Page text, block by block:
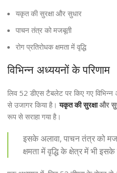
यकृत की सुरक्षा और सुधार
पाचन तंत्र को मजबूती
रोग प्रतिरोधक क्षमता में वृद्धि
विभिन्न अध्ययनों के परिणाम
लिव 52 डीएस टैबलेट पर किए गए
से उजागर किया है।यकृत की सुरक्षाऔर
रूप से सराहा गया है।
इसके अलावा, पाचन तंत्र को
क्षमता में वृद्धि के क्षेत्र में भी